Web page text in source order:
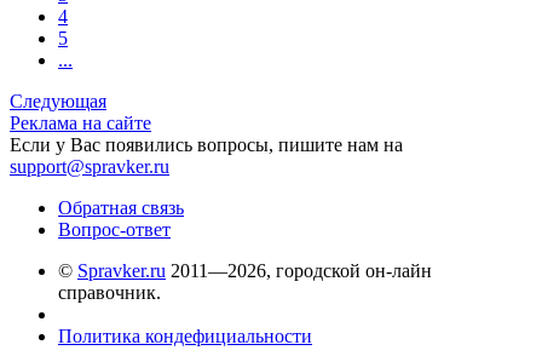
4
5
...
Следующая
Реклама на сайте
Если у Вас появились вопросы, пишите нам на
support@spravker.ru
Обратная связь
Вопрос-ответ
© Spravker.ru 2011—2026, городской он-лайн
справочник.
Политика кондефициальности